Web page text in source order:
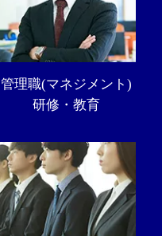
管理職(マネジメント)
研修・教育